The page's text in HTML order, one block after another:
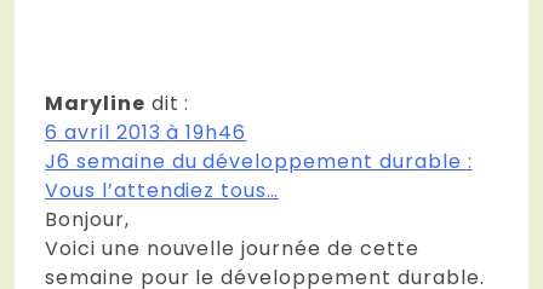
Maryline dit :
6 avril 2013 à 19h46
J6 semaine du développement durable :
Vous l’attendiez tous…
Bonjour,
Voici une nouvelle journée de cette
semaine pour le développement durable.